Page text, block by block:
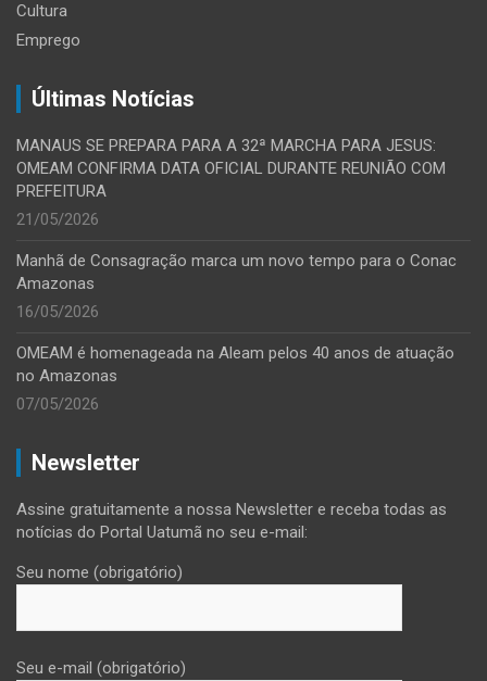
Cultura
Emprego
Últimas Notícias
MANAUS SE PREPARA PARA A 32ª MARCHA PARA JESUS:
OMEAM CONFIRMA DATA OFICIAL DURANTE REUNIÃO COM
PREFEITURA
21/05/2026
Manhã de Consagração marca um novo tempo para o Conac
Amazonas
16/05/2026
OMEAM é homenageada na Aleam pelos 40 anos de atuação
no Amazonas
07/05/2026
Newsletter
Assine gratuitamente a nossa Newsletter e receba todas as
notícias do Portal Uatumã no seu e-mail:
Seu nome (obrigatório)
Seu e-mail (obrigatório)